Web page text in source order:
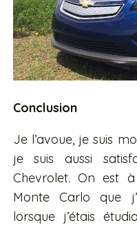
Conclusion
Je l’avoue, je suis
je suis aussi
Chevrolet. On est
Monte Carlo que
lorsque j’étais